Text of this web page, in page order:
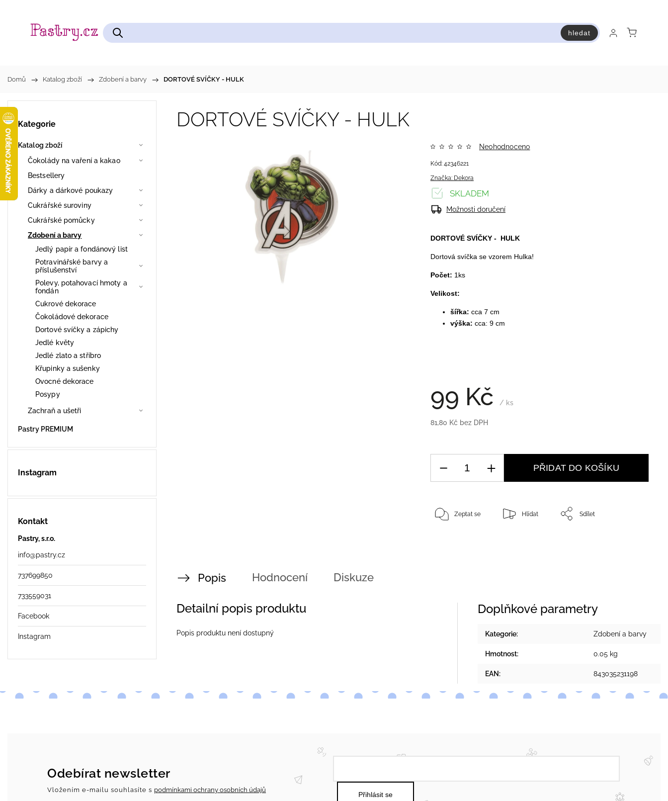
hledat
Domů / Katalog zboží / Zdobení a barvy / DORTOVÉ SVÍČKY - HULK
Kategorie
Katalog zboží
Čokolády na vaření a kakao
Bestsellery
Dárky a dárkové poukazy
Cukrářské suroviny
Cukrářské pomůcky
Zdobení a barvy
Jedlý papír a fondánový list
Potravinářské barvy a
příslušenství
Polevy, potahovací hmoty a
fondán
Cukrové dekorace
Čokoládové dekorace
Dortové svíčky a zápichy
Jedlé květy
Jedlé zlato a stříbro
Křupinky a sušenky
Ovocné dekorace
Posypy
Zachraň a ušetři
Pastry PREMIUM
Instagram
Kontakt
Pastry, s.r.o.
info@pastry.cz
737699850
733559031
Facebook
Instagram
DORTOVÉ SVÍČKY - HULK
Značka: Dekora
Neohodnoceno
99 Kč / ks
81,80 Kč bez DPH
Kód: 42346221
DORTOVÉ SVÍČKY - HULK
Dortová svíčka se vzorem Hulka!
Počet: 1ks
Velikost:
šířka: cca 7 cm
výška: cca: 9 cm
SKLADEM
Možnosti doručení
PŘIDAT DO KOŠÍKU
Zeptat se Hlídat Sdílet
Popis Hodnocení Diskuze
Detailní popis produktu
Popis produktu není dostupný
Doplňkové parametry
Kategorie: Zdobení a barvy
Hmotnost: 0.05 kg
EAN : 843035231198
Odebírat newsletter
Vložením e-mailu souhlasíte s podmínkami ochrany osobních údajů
Přihlásit se